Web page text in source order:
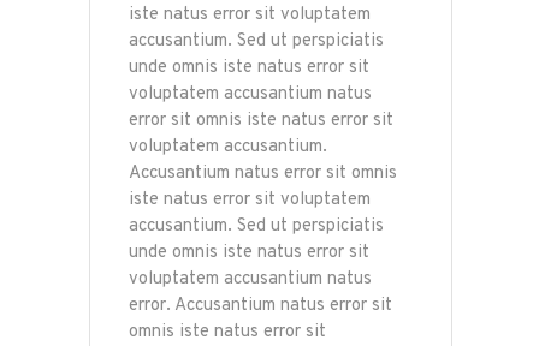
iste natus error sit voluptatem
accusantium. Sed ut perspiciatis
unde omnis iste natus error sit
voluptatem accusantium natus
error sit omnis iste natus error sit
voluptatem accusantium.
Accusantium natus error sit omnis
iste natus error sit voluptatem
accusantium. Sed ut perspiciatis
unde omnis iste natus error sit
voluptatem accusantium natus
error. Accusantium natus error sit
omnis iste natus error sit